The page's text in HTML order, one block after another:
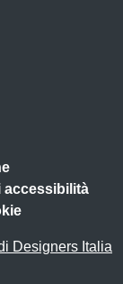
accessibilità
Designers Italia